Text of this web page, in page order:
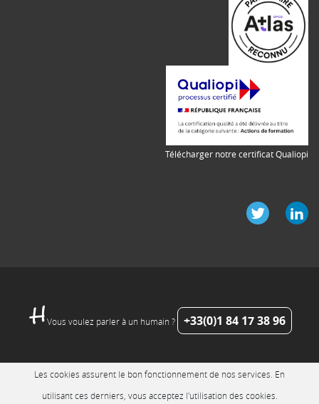
Télécharger notre certificat Qualiopi
Vous voulez parler à un humain ? +33(0)1 84 17 38 96
Les cookies assurent le bon fonctionnement de nos services. En
utilisant ces derniers, vous acceptez l'utilisation des cookies.